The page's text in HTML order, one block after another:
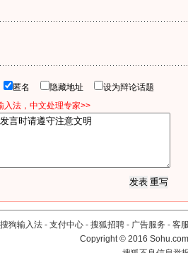
匿名 隐藏地址
设为辩论话题
入法，中文处理专家>>
搜狗输入法 - 支付中心 - 搜狐招聘 - 广告服务 - 客
Copyright©2016